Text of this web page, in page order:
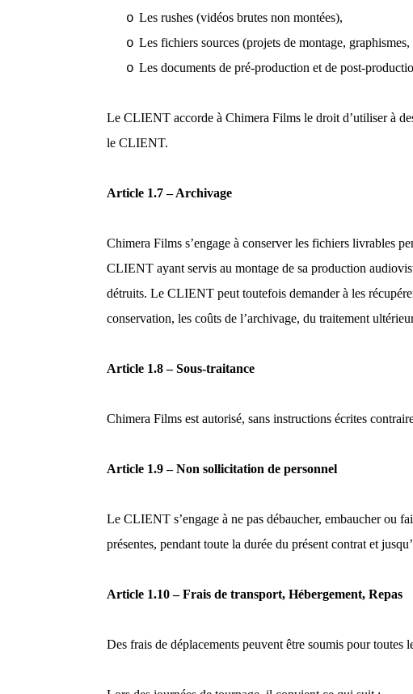
o Les rushes (vidéos brutes non montées),
o Les fichiers sources (projets de montage,
o Les documents de pré-production et de post-
Le CLIENT accorde à Chimera Films le droit d’utiliser à
le CLIENT.
Article 1.7 – Archivage
Chimera Films s’engage à conserver les fichiers livrables
CLIENT ayant servis au montage de sa production
détruits. Le CLIENT peut toutefois demander à les
conservation, les coûts de l’archivage, du traitement
Article 1.8 – Sous-traitance
Chimera Films est autorisé, sans instructions écrites
Article 1.9 – Non sollicitation de personnel
Le CLIENT s’engage à ne pas débaucher, embaucher ou
présentes, pendant toute la durée du présent contrat et
Article 1.10 – Frais de transport, Hébergement, Repas
Des frais de déplacements peuvent être soumis pour toutes